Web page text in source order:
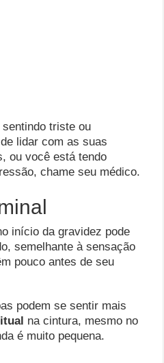
triste ou
lidar com as suas
ou você está tendo
chame seu médico.
início da gravidez pode
semelhante à sensação
pouco antes de seu
podem se sentir mais
na cintura, mesmo no
é muito pequena.